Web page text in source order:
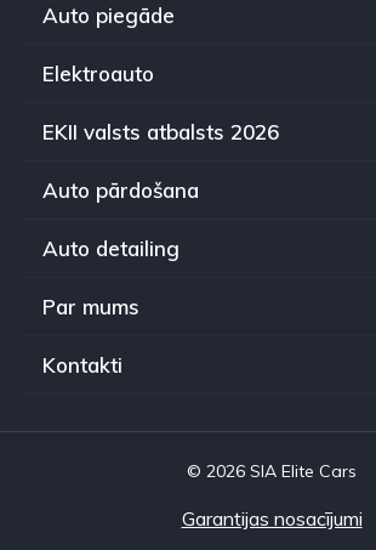
Auto piegāde
Elektroauto
EKII valsts atbalsts 2026
Auto pārdošana
Auto detailing
Par mums
Kontakti
© 2026 SIA Elite Cars
Garantijas nosacījumi